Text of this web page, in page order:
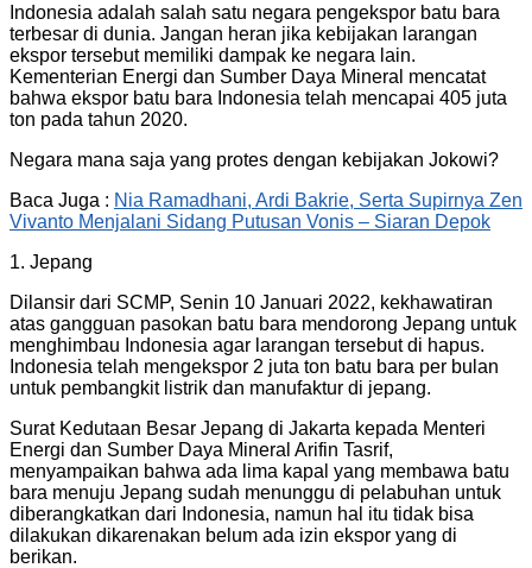
Indonesia adalah salah satu negara pengekspor batu bara
terbesar di dunia. Jangan heran jika kebijakan larangan
ekspor tersebut memiliki dampak ke negara lain.
Kementerian Energi dan Sumber Daya Mineral mencatat
bahwa ekspor batu bara Indonesia telah mencapai 405 juta
ton pada tahun 2020.
Negara mana saja yang protes dengan kebijakan Jokowi?
Baca Juga : Nia Ramadhani, Ardi Bakrie, Serta Supirnya Zen
Vivanto Menjalani Sidang Putusan Vonis – Siaran Depok
1. Jepang
Dilansir dari SCMP, Senin 10 Januari 2022, kekhawatiran
atas gangguan pasokan batu bara mendorong Jepang untuk
menghimbau Indonesia agar larangan tersebut di hapus.
Indonesia telah mengekspor 2 juta ton batu bara per bulan
untuk pembangkit listrik dan manufaktur di jepang.
Surat Kedutaan Besar Jepang di Jakarta kepada Menteri
Energi dan Sumber Daya Mineral Arifin Tasrif,
menyampaikan bahwa ada lima kapal yang membawa batu
bara menuju Jepang sudah menunggu di pelabuhan untuk
diberangkatkan dari Indonesia, namun hal itu tidak bisa
dilakukan dikarenakan belum ada izin ekspor yang di
berikan.